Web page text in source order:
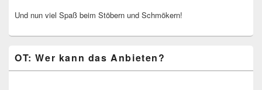
Und nun viel Spaß beim Stöbern und Schmökern!
OT: Wer kann das Anbieten?